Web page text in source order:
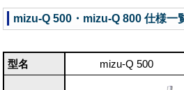
mizu-Q 500・mizu-Q 800 仕様一
型名 mizu-Q 500